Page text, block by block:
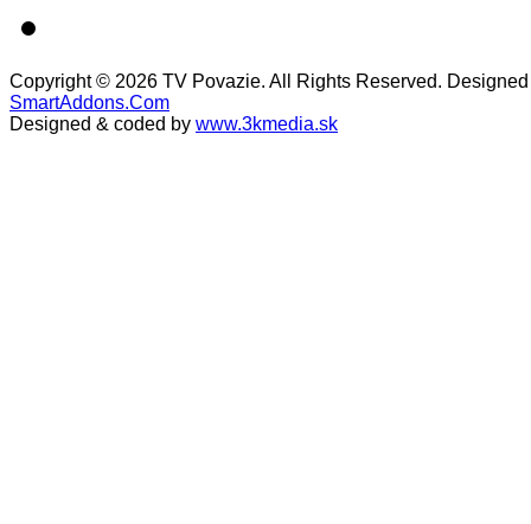
Copyright © 2026 TV Povazie. All Rights Reserved.
SmartAddons.Com
Designed & coded by www.3kmedia.sk